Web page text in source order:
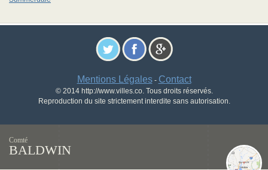
Mentions Légales- Contact
© 2014 http://www.villes.co. Tous droits réservés.
Reproduction du site strictement interdite sans autorisation.
Comté
BALDWIN